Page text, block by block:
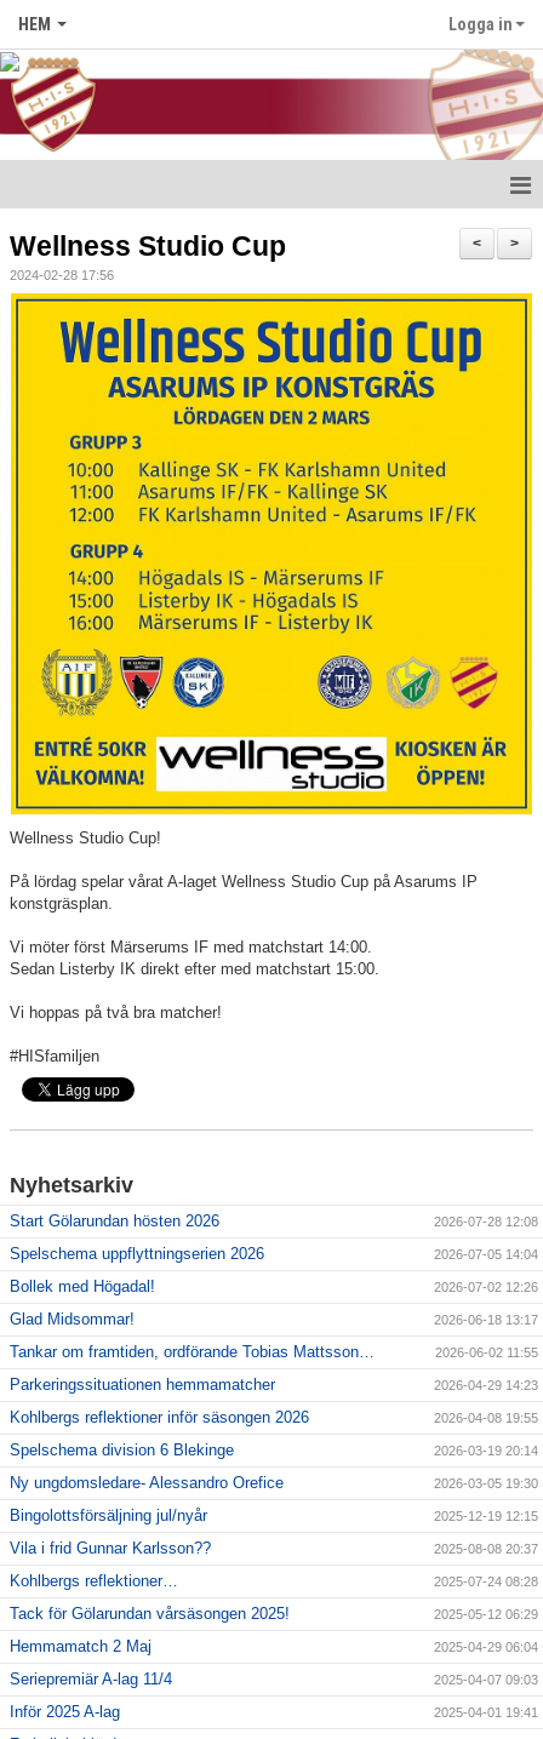
HEM Logga in
Nyheter
Föreningen
Medlem i HIS
Kalender
Våra lag
Matcher
Gölarundan
Styrelse Högadals IS
Hyra Klubbstuga
>
<
Wellness Studio Cup
2024-02-28 17:56
Wellness Studio Cup!
På lördag spelar vårat A-laget Wellness Studio Cup på Asarums IP
konstgräsplan.
Vi möter först Märserums IF med matchstart 14:00.
Sedan Listerby IK direkt efter med matchstart 15:00.
Vi hoppas på två bra matcher!
#HISfamiljen
Nyhetsarkiv
Start Gölarundan hösten 2026 2026-07-28 12:08
Spelschema uppflyttningserien 2026 2026-07-05 14:04
Bollek med Högadal! 2026-07-02 12:26
Glad Midsommar! 2026-06-18 13:17
Tankar om framtiden, ordförande Tobias Mattsson… 2026-06-02 11:55
Parkeringssituationen hemmamatcher 2026-04-29 14:23
Kohlbergs reflektioner inför säsongen 2026 2026-04-08 19:55
Spelschema division 6 Blekinge 2026-03-19 20:14
Ny ungdomsledare- Alessandro Orefice 2026-03-05 19:30
Bingolottsförsäljning jul/nyår 2025-12-19 12:15
Vila i frid Gunnar Karlsson?? 2025-08-08 20:37
Kohlbergs reflektioner… 2025-07-24 08:28
Tack för Gölarundan vårsäsongen 2025! 2025-05-12 06:29
Hemmamatch 2 Maj 2025-04-29 06:04
Seriepremiär A-lag 11/4 2025-04-07 09:03
Inför 2025 A-lag 2025-04-01 19:41